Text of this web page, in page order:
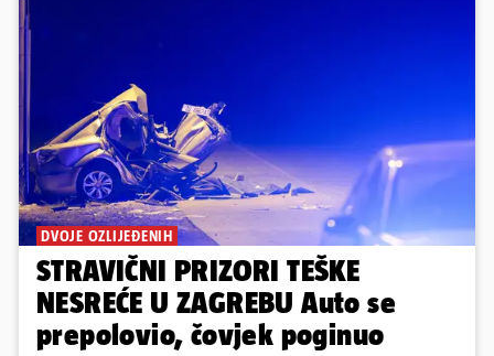
DVOJE OZLIJEĐENIH
STRAVIČNI PRIZORI TEŠKE
NESREĆE U ZAGREBU Auto se
prepolovio, čovjek poginuo